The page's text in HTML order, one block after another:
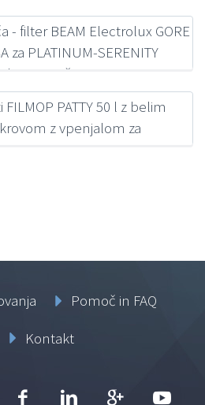
- filter BEAM Electrolux GORE
za PLATINUM-SERENITY
utežjo
PATTY 50 l z belim
z vpenjalom za
Pomoč in FAQ
Kontakt